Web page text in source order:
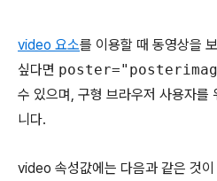
video 요소를 이용할 때 동영상을
싶다면
수 있으며, 구형 브라우저 사용자를
니다.
video 속성값에는 다음과 같은 것이